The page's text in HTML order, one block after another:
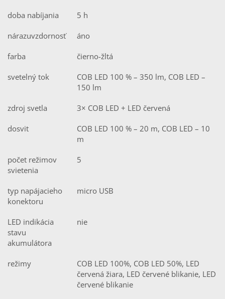
doba nabíjania 5 h
nárazuvzdornosť áno
farba čierno-žltá
svetelný tok
COB LED 100 % – 350 lm, COB LED –
150 lm
zdroj svetla 3× COB LED + LED červená
dosvit
COB LED 100 % – 20 m, COB LED – 10
m
počet režimov
svietenia
5
typ napájacieho
konektoru
micro USB
LED indikácia
stavu
akumulátora
nie
režimy
COB LED 100%, COB LED 50%, LED
červená žiara, LED červené blikanie, LED
červené blikanie